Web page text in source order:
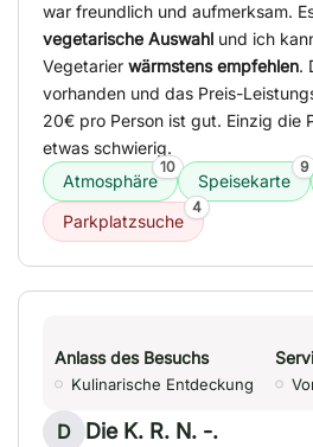
war freundlich und aufmerksam.
vegetarische Auswahl und ich
Vegetarier wärmstens empfehlen.
vorhanden und das Preis-
20€ pro Person ist gut. Einzig die
etwas schwierig.
Atmosphäre
10
Speisekarte
9
Parkplatzsuche
4
Anlass des Besuchs
Kulinarische Entdeckung
D Die K. R. N. -.